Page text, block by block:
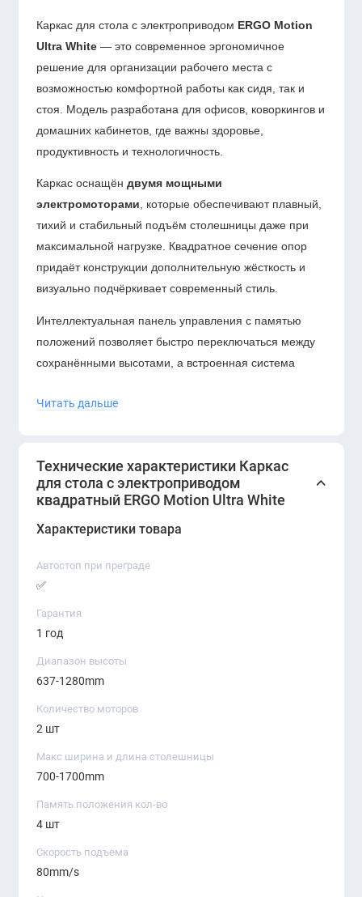
Каркас для стола с электроприводом ERGO Motion
Ultra White — это современное эргономичное
решение для организации рабочего места с
возможностью комфортной работы как сидя, так и
стоя. Модель разработана для офисов, коворкингов и
домашних кабинетов, где важны здоровье,
продуктивность и технологичность.
Каркас оснащён двумя мощными
электромоторами, которые обеспечивают плавный,
тихий и стабильный подъём столешницы даже при
максимальной нагрузке. Квадратное сечение опор
придаёт конструкции дополнительную жёсткость и
визуально подчёркивает современный стиль.
Интеллектуальная панель управления с памятью
положений позволяет быстро переключаться между
сохранёнными высотами, а встроенная система
столкновении с препятствием. Каркас совместим с
Читать дальше
Технические характеристики Каркас
для стола с электроприводом
квадратный ERGO Motion Ultra White
Характеристики товара
Автостоп при преграде
✅
Гарантия
1 год
Диапазон высоты
637-1280mm
Количество моторов
2 шт
Макс ширина и длина столешницы
700-1700mm
Память положения кол-во
4 шт
Скорость подъема
80mm/s